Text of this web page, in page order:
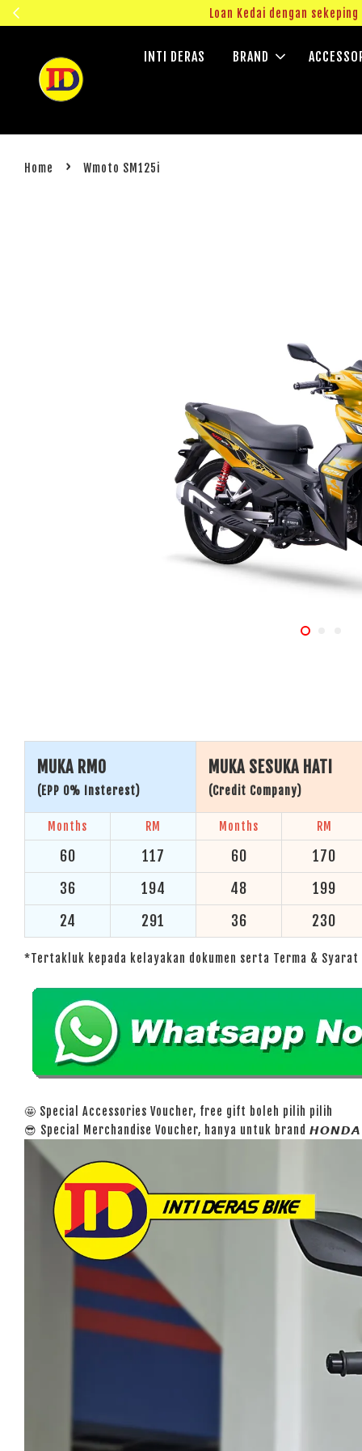
sekeping IC dan dapat PENGHANTARAN KHAS UNTUK
INTI DERAS BRAND
Home › Wmoto SM125i
MUKA RM0
(EPP 0% Insterest)
MUKA SESUKA HATI
(Credit Company)
Months RM Months RM
60 117 60
170
36
194 48
199
24
291 36 230
*Tertakluk kepada kelayakan dokumen serta Terma &
🤩 Special Accessories Voucher, free gift boleh pilih pilih
😎 Special Merchandise Voucher, hanya untuk brand